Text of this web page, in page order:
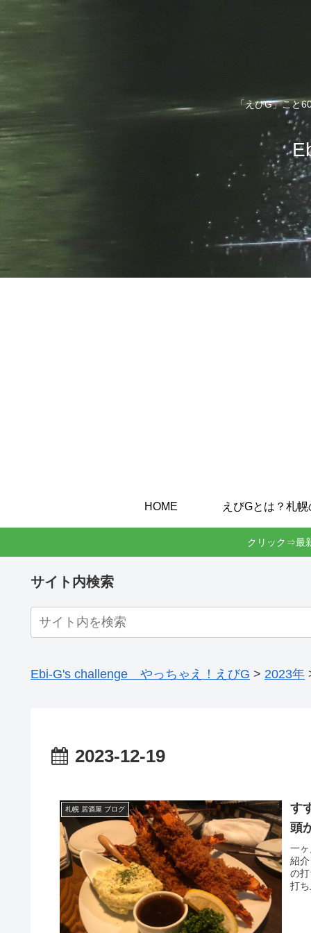
「えびG」こと
HOME
クリック⇒最
サイト内検索
Ebi-G's challenge やっちゃえ！えびG > 2023年
2023-12-19
札幌 居酒屋 ブログ
す
頭
一
紹
の
打